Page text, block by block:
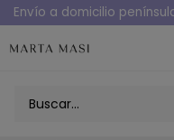
Envío a domicilio